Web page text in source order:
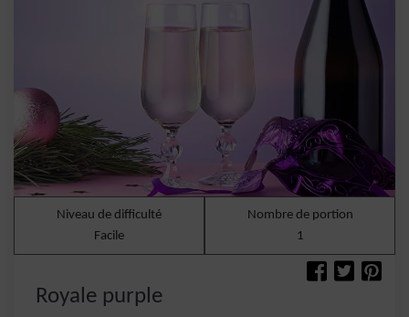
Niveau de difficulté
Facile
Nombre de portion
1
Royale purple